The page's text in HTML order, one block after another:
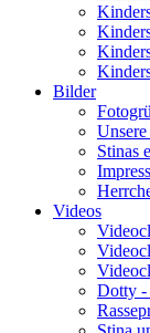
Bilder
Stinas
Videos
Dotty